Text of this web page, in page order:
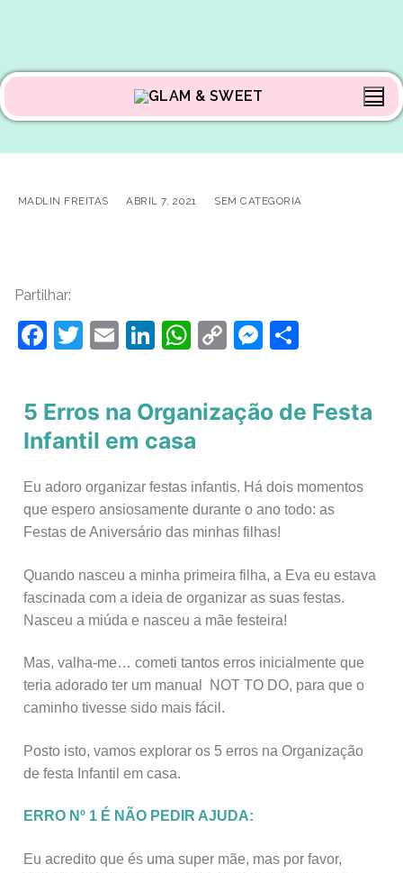
MADLIN FREITAS ABRIL 7, 2021 SEM CATEGORIA
Partilhar:
Facebook
Twitter
EmailLinkedIn
WhatsApp
Copy
5 Erros na Organização de Festa
Infantil em casa
Eu adoro organizar festas infantis. Há dois momentos
que espero ansiosamente durante o ano todo: as
Festas de Aniversário das minhas filhas!
Quando nasceu a minha primeira filha, a Eva eu estava
fascinada com a ideia de organizar as suas festas.
Nasceu a miúda e nasceu a mãe festeira!
Mas, valha-me… cometi tantos erros inicialmente que
teria adorado ter um manual NOT TO DO, para que o
caminho tivesse sido mais fácil.
Posto isto, vamos explorar os 5 erros na Organização
de festa Infantil em casa.
ERRO Nº 1 É NÃO PEDIR AJUDA:
Eu acredito que és uma super mãe, mas por favor,